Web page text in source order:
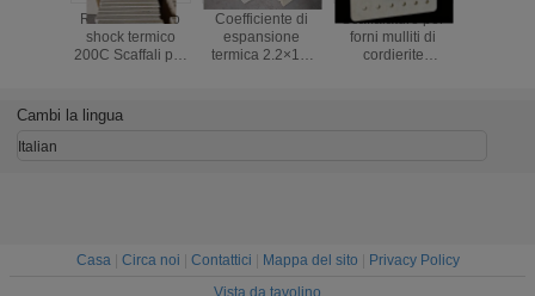
Resistenza allo
shock termico
200C Scaffali per
da 10 a 30 mm
Durevoli e per
Coefficiente di
espansione
termica 2.2×10-
Scaffalature per
forni mulliti di
cordierite
Cambi la lingua
Italian
Casa| Circa noi Contattici Mappa del sito
Privacy Policy
Vista da tavolino